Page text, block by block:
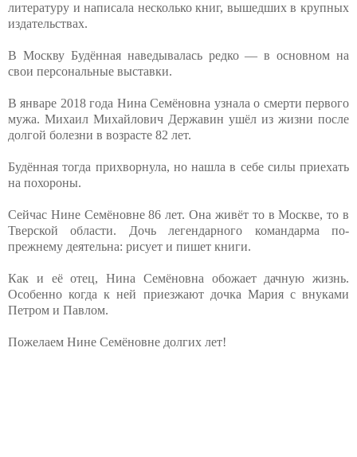
литературу и написала несколько книг, вышедших в крупных
издательствах.
В Москву Будённая наведывалась редко — в основном на
свои персональные выставки.
В январе 2018 года Нина Семёновна узнала о смерти первого
мужа. Михаил Михайлович Державин ушёл из жизни после
долгой болезни в возрасте 82 лет.
Будённая тогда прихворнула, но нашла в себе силы приехать
на похороны.
Сейчас Нине Семёновне 86 лет. Она живёт то в Москве, то в
Тверской области. Дочь легендарного командарма по-
прежнему деятельна: рисует и пишет книги.
Как и её отец, Нина Семёновна обожает дачную жизнь.
Особенно когда к ней приезжают дочка Мария с внуками
Петром и Павлом.
Пожелаем Нине Семёновне долгих лет!